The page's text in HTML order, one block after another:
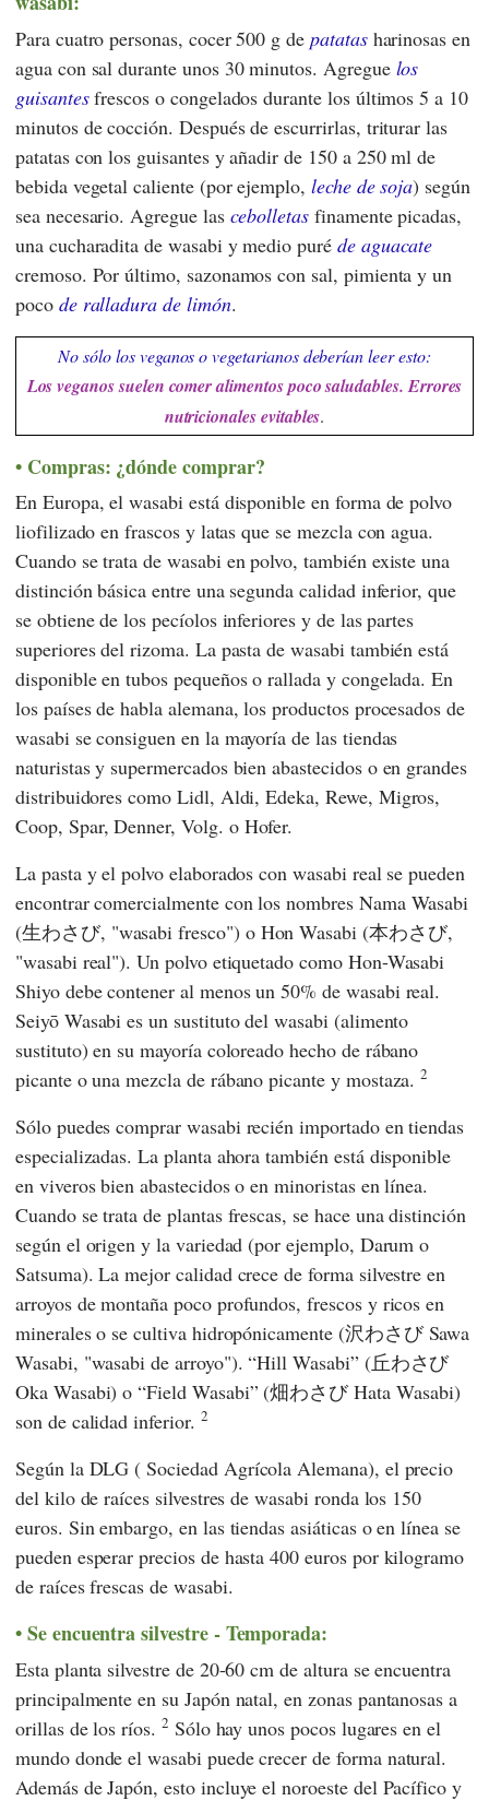
Para cuatro personas, cocer 500 g depatatasharinosas en
agua con sal durante unos 30 minutos. Agregue los
guisantesfrescos o congelados durante los últimos 5 a 10
minutos de cocción. Después de escurrirlas, triturar las
patatas con los guisantes y añadir de 150 a 250 ml de
bebida vegetal caliente (por ejemplo, leche de soja) según
sea necesario. Agregue las cebolletas finamente picadas,
una cucharadita de wasabi y medio puré de aguacate
cremoso. Por último, sazonamos con sal, pimienta y un
poco de ralladura de limón.
No sólo los veganos o vegetarianos deberían leer esto:
Los veganos suelen comer alimentos poco saludables. Errores
nutricionales evitables.
Compras: ¿dónde comprar?
En Europa, el wasabi está disponible en forma de polvo
liofilizado en frascos y latas que se mezcla con agua.
Cuando se trata de wasabi en polvo, también existe una
distinción básica entre una segunda calidad inferior, que
se obtiene de los pecíolos inferiores y de las partes
superiores del rizoma. La pasta de wasabi también está
disponible en tubos pequeños o rallada y congelada. En
los países de habla alemana, los productos procesados de
wasabi se consiguen en la mayoría de las tiendas
naturistas y supermercados bien abastecidos o en grandes
distribuidores como Lidl, Aldi,Edeka, Rewe, Migros,
Coop, Spar,Denner, Volg. o Hofer.
La pasta y el polvo elaborados con wasabi real se pueden
encontrar comercialmente con los nombres Nama Wasabi
(生わさび, "wasabi fresco") o Hon Wasabi (本わさび,
"wasabi real"). Un polvo etiquetado como Hon-Wasabi
Shiyo debe contener al menos un 50% de wasabi real.
Seiyō Wasabi es un sustituto del wasabi (alimento
sustituto) en su mayoría coloreado hecho de rábano
picante o una mezcla de rábano picante y mostaza.2
Sólo puedes comprar wasabi recién importado en tiendas
especializadas. La planta ahora también está disponible
en viveros bien abastecidos o en minoristas en línea.
Cuando se trata de plantas frescas, se hace una distinción
según el origen y la variedad (por ejemplo, Darum o
Satsuma). La mejor calidad crece de forma silvestre en
arroyos de montaña poco profundos, frescos y ricos en
minerales o se cultiva hidropónicamente (沢わさび Sawa
Wasabi, "wasabi de arroyo"). “Hill Wasabi” (丘わさび
Oka Wasabi) o “Field Wasabi” (畑わさび Hata Wasabi)
son de calidad inferior. 2
Según la DLG (Sociedad Agrícola Alemana), el precio
del kilo de raíces silvestres de wasabi ronda los 150
euros. Sin embargo, en las tiendas asiáticas o en línea se
pueden esperar precios de hasta 400 euros por kilogramo
de raíces frescas de wasabi.
Se encuentra silvestre - Temporada:
Esta planta silvestre de 20-60 cm de altura se encuentra
principalmente en su Japón natal, en zonas pantanosas a
orillas de los ríos. 2 Sólo hay unos pocos lugares en el
mundo donde el wasabi puede crecer de forma natural.
Además de Japón, esto incluye el noroeste del Pacífico y